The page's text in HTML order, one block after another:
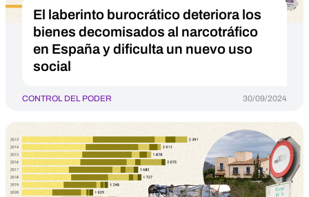
El laberinto burocrático deteriora los
bienes decomisados al narcotráfico
en España y dificulta un nuevo uso
social
CONTROL DEL PODER 30/09/2024